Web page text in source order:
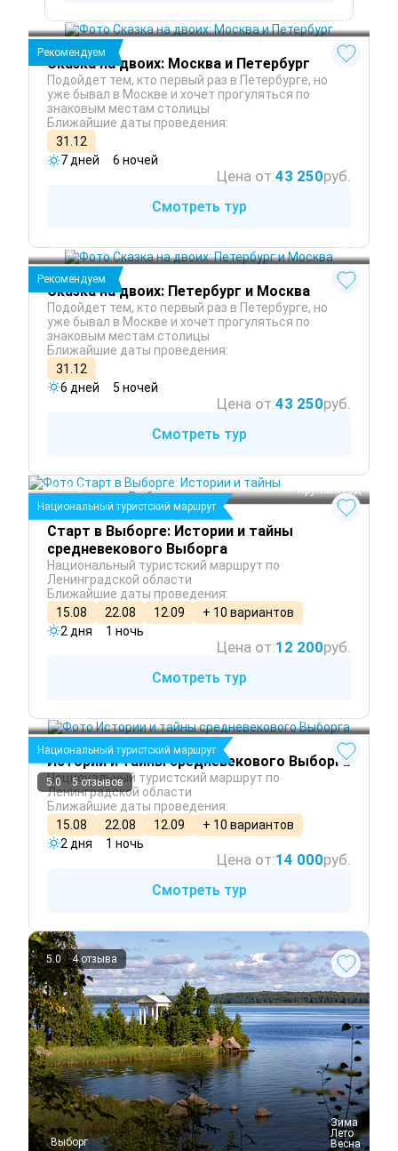
Москва
Рекомендуем
Зима
Сказка на двоих: Москва и Петербург
Подойдет тем, кто первый раз в Петербурге, но
уже бывал в Москве и хочет прогуляться по
знаковым местам столицы
Ближайшие даты проведения:
31.12
7 дней
6 ночей
Цена от:43 250руб.
Смотреть тур
Москва
Рекомендуем
Зима
Сказка на двоих: Петербург и Москва
Подойдет тем, кто первый раз в Петербурге, но
уже бывал в Москве и хочет прогуляться по
знаковым местам столицы
Ближайшие даты проведения:
31.12
6 дней
5 ночей
Цена от:43 250руб.
Смотреть тур
Выборг
Национальный туристский маршрут
Круглый год
Старт в Выборге: Истории и тайны
средневекового Выборга
Национальный туристский маршрут по
Ленинградской области
Ближайшие даты проведения:
15.08
22.08 12.09
+ 10 вариантов
2 дня
1 ночь
Цена от:12 200руб.
Смотреть тур
Выборг
Национальный туристский маршрут
5.0 5 отзывов
Круглый год
Истории и тайны средневекового Выборга
Национальный туристский маршрут по
Ленинградской области
Ближайшие даты проведения:
15.08
22.08 12.09
+ 10 вариантов
2 дня
1 ночь
Цена от:14 000руб.
Смотреть тур
Выборг
5.0 4 отзыва
Зима
Лето
Весна